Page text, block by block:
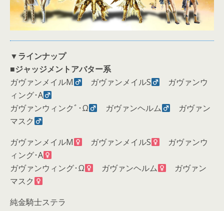
▼ラインナップ
■ジャッジメントアバター系
ガヴァンメイルM
ガヴァンメイルS
ガヴァンウ
ィング･Α
ガヴァンウィンクﾞ･Ω
ガヴァンヘルム
ガヴァン
マスク
ガヴァンメイルM
ガヴァンメイルS
ガヴァンウ
ィング･Α
ガヴァンウィング･Ω
ガヴァンヘルム
ガヴァン
マスク
純金騎士ステラ